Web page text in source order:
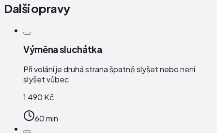
Další opravy
Výměna sluchátka
Při volání je druhá strana špatně slyšet nebo není
slyšet vůbec.
1 490 Kč
60 min